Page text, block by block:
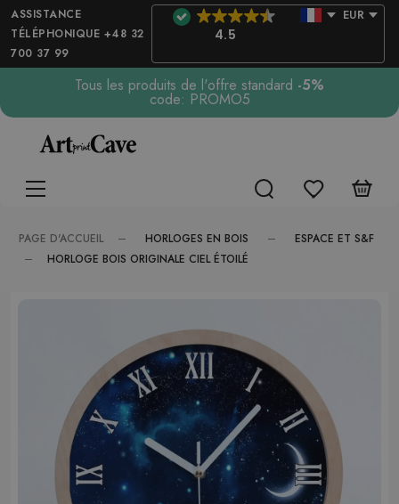
ASSISTANCE
TÉLÉPHONIQUE +48 32
700 37 99
4.5
EUR
Tous les produits de l'offre standard -5%
code: PROMO5
PAGE D'ACCUEIL HORLOGES EN BOIS
ESPACE ET S&F
HORLOGE BOIS ORIGINALE CIEL ÉTOILÉ